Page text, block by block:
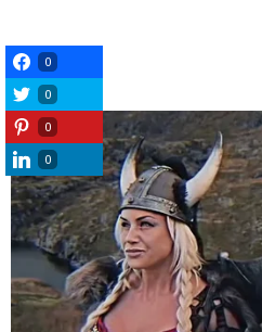
0
0
0
0